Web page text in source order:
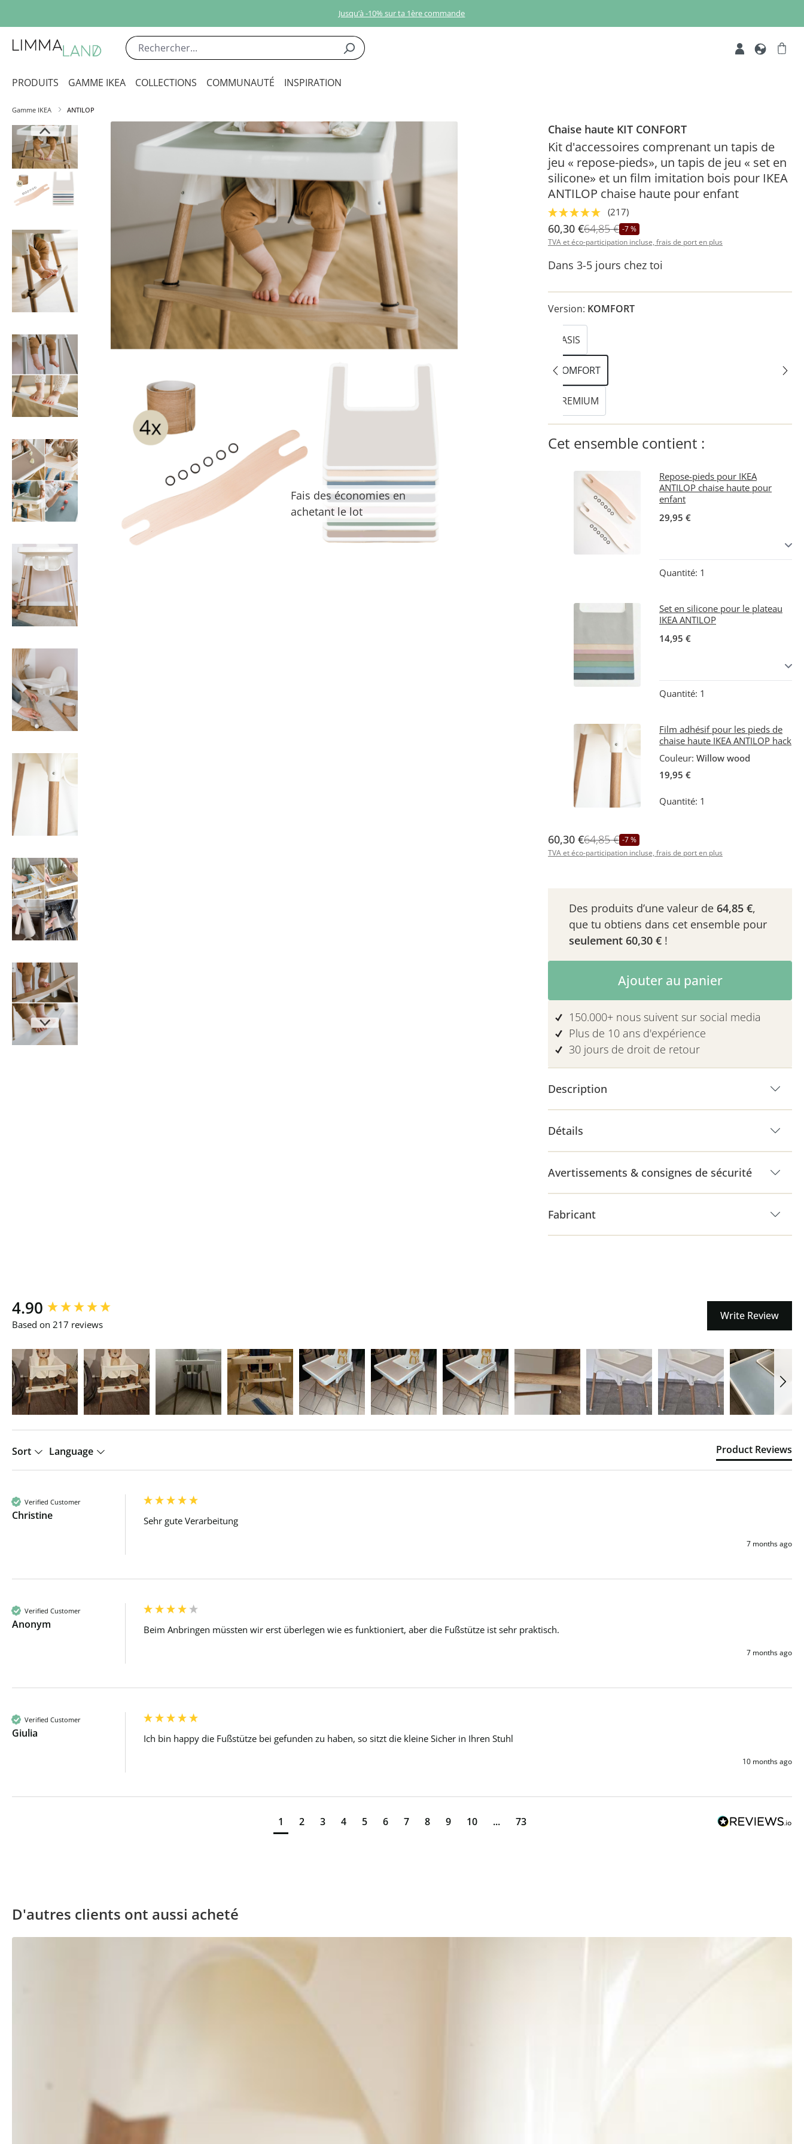
Jusqu’à -10% sur ta 1ère commande
PRODUITS GAMME IKEA COLLECTIONS COMMUNAUTÉ INSPIRATION
Gamme IKEA ANTILOP
Fais des économies en
achetant le lot
Chaise haute KIT CONFORT
Kit d'accessoires comprenant un tapis de
jeu « repose-pieds», un tapis de jeu « set en
silicone» et un film imitation bois pour IKEA
ANTILOP chaise haute pour enfant
(217)
60,30 €64,85 € -7 %
TVA et éco-participation incluse, frais de port en plus
Dans 3-5 jours chez toi
Version: KOMFORT
BASIS
KOMFORT
PREMIUM
Cet ensemble contient :
Repose-pieds pour IKEA
ANTILOP chaise haute pour
enfant
29,95 €
Quantité: 1
Set en silicone pour le plateau
IKEA ANTILOP
14,95 €
Quantité: 1
Film adhésif pour les pieds de
chaise haute IKEA ANTILOP hack
Couleur: Willow wood
19,95 €
Quantité: 1
60,30 €64,85 € -7 %
TVA et éco-participation incluse, frais de port en plus
Des produits d’une valeur de 64,85 €,
que tu obtiens dans cet ensemble pour
seulement 60,30 € !
Quantité de produit : Entrez la
Ajouter au panier
150.000+ nous suivent sur social media
Plus de 10 ans d'expérience
30 jours de droit de retour
Description
Détails
Avertissements & consignes de sécurité
Fabricant
4.90
Based on 217 reviews
Write Review
Sort Language Product Reviews
Verified Customer
Christine Sehr gute Verarbeitung
7 months ago
Verified Customer
Anonym Beim Anbringen müssten wir erst überlegen wie es funktioniert, aber die Fußstütze ist sehr praktisch.
7 months ago
Verified Customer
Giulia Ich bin happy die Fußstütze bei gefunden zu haben, so sitzt die kleine Sicher in Ihren Stuhl
10 months ago
1 2 3 4 5 6 7 8 9 10 ... 73
New content loaded
D'autres clients ont aussi acheté